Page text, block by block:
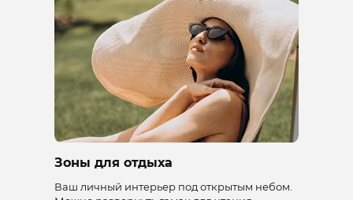
Зоны для отдыха
Ваш личный интерьер под открытым небом.